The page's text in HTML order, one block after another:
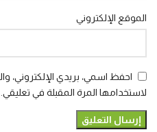
الموقع الإلكتروني
احفظ اسمي، بريدي الإلكتروني،
لاستخدامها المرة المقبلة في تعليقي.